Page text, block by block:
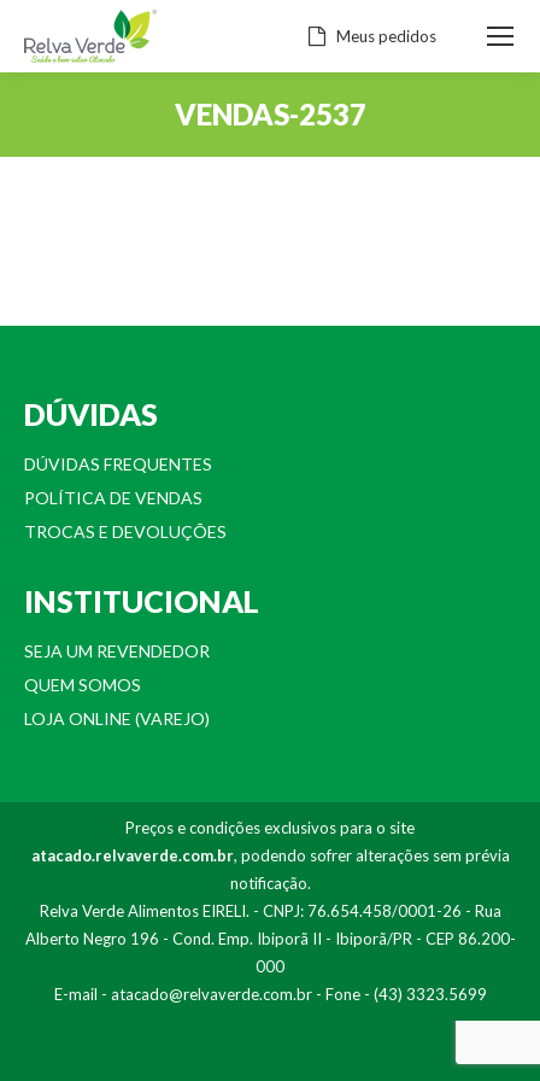
Meus pedidos
VENDAS-2537
DÚVIDAS
DÚVIDAS FREQUENTES
POLÍTICA DE VENDAS
TROCAS E DEVOLUÇÕES
INSTITUCIONAL
SEJA UM REVENDEDOR
QUEM SOMOS
LOJA ONLINE (VAREJO)
Preços e condições exclusivos para o site
atacado.relvaverde.com.br, podendo sofrer alterações sem prévia
notificação.
Relva Verde Alimentos EIRELI. - CNPJ: 76.654.458/0001-26 - Rua
Alberto Negro 196 - Cond. Emp. Ibiporã II - Ibiporã/PR - CEP 86.200-
000
E-mail - atacado@relvaverde.com.br- Fone - (43) 3323.5699